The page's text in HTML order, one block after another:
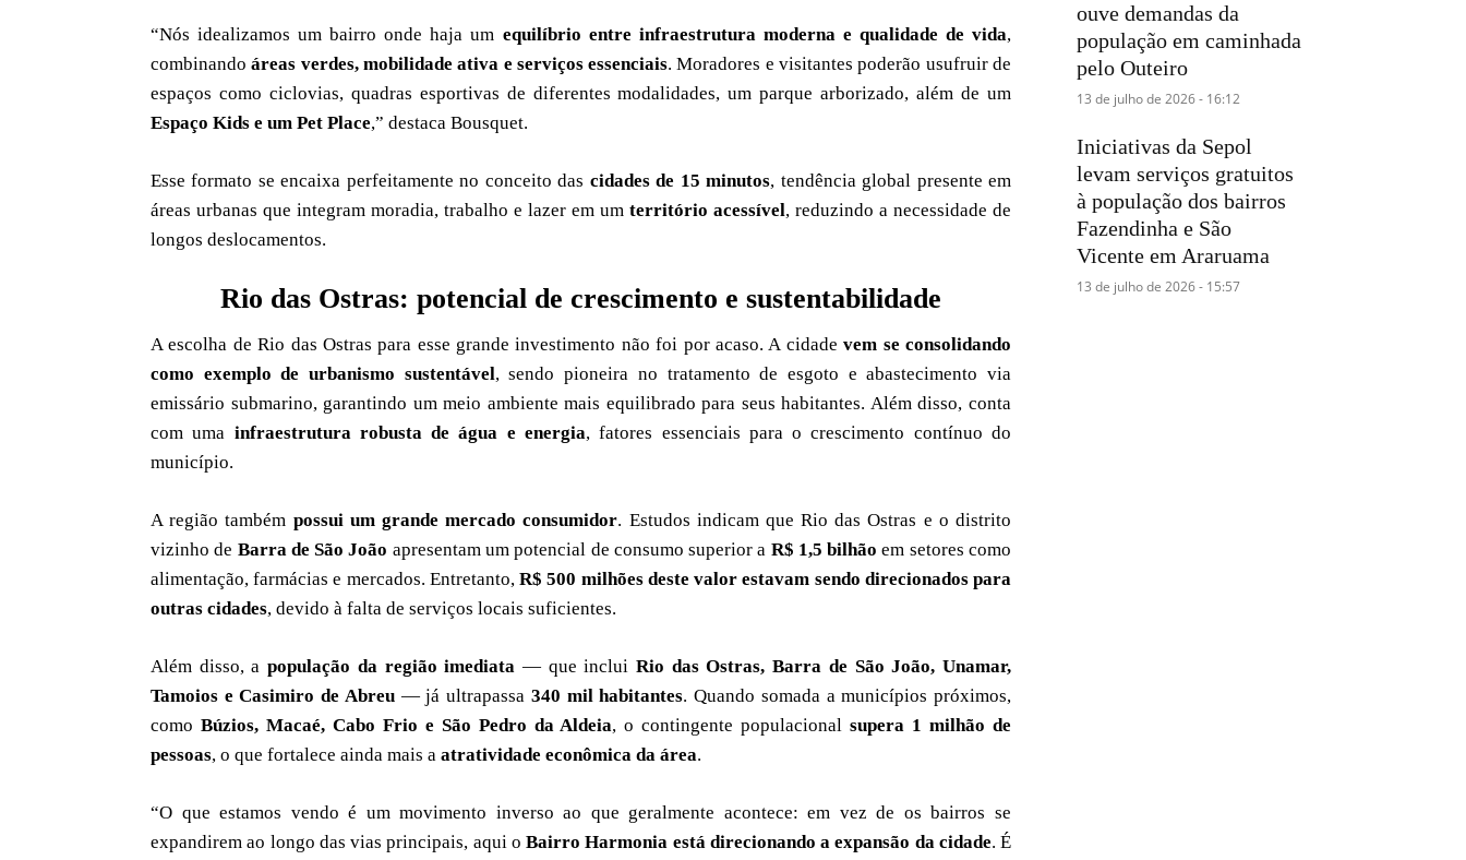
“Nós idealizamos um bairro onde haja um equilíbrio entre infraestrutura moderna e qualidade de vida,
combinandoáreas verdes, mobilidade ativa e serviços essenciais. Moradores e visitantes poderão usufruir de
espaços como ciclovias, quadras esportivas de diferentes modalidades, um parque arborizado, além de um
Espaço Kids e um Pet Place,” destaca Bousquet.
Esse formato se encaixa perfeitamente no conceito das cidades de 15 minutos, tendência global presente em
áreas urbanas que integram moradia, trabalho e lazer em um território acessível, reduzindo a necessidade de
longos deslocamentos.
Rio das Ostras: potencial de crescimento e sustentabilidade
A escolha de Rio das Ostras para esse grande investimento não foi por acaso. A cidadevem se consolidando
como exemplo de urbanismo sustentável, sendo pioneira no tratamento de esgoto e abastecimento via
emissário submarino, garantindo um meio ambiente mais equilibrado para seus habitantes. Além disso, conta
com uma infraestrutura robusta de água e energia, fatores essenciais para o crescimento contínuo do
município.
A região também possui um grande mercado consumidor. Estudos indicam que Rio das Ostras e o distrito
vizinho de Barra de São João apresentam um potencial de consumo superior a R$ 1,5 bilhão em setores como
alimentação, farmácias e mercados. Entretanto,R$ 500 milhões deste valor estavam sendo direcionados para
outras cidades, devido à falta de serviços locais suficientes.
Além disso, apopulação da região imediata — que incluiRio das Ostras, Barra de São João, Unamar,
Tamoios e Casimiro de Abreu— já ultrapassa 340 mil habitantes. Quando somada a municípios próximos,
como Búzios, Macaé, Cabo Frio e São Pedro da Aldeia, o contingente populacionalsupera 1 milhão de
pessoas, o que fortalece ainda mais a atratividade econômica da área.
“O que estamos vendo é um movimento inverso ao que geralmente acontece: em vez de os bairros se
expandirem ao longo das vias principais, aqui o Bairro Harmonia está direcionando a expansão da cidade. É
ouve demandas da
população em caminhada
pelo Outeiro
13 de julho de 2026 - 16:12
Iniciativas da Sepol
levam serviços gratuitos
à população dos bairros
Fazendinha e São
Vicente em Araruama
13 de julho de 2026 - 15:57